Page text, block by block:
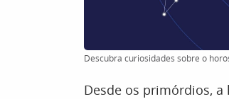
Descubra curiosidades sobre o
Desde os primórdios,